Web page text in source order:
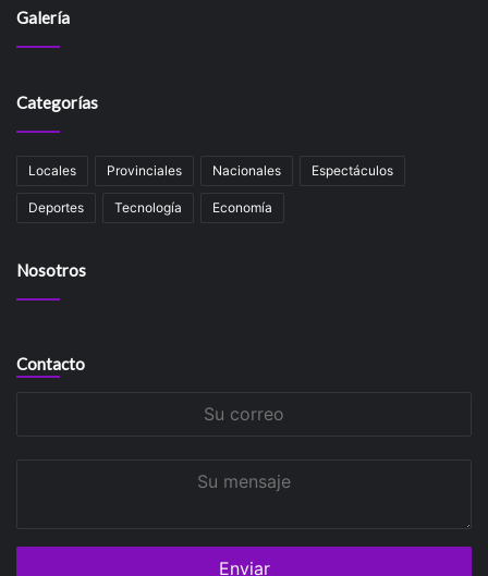
Galería
Categorías
Locales Provinciales Nacionales Espectáculos
Deportes Tecnología Economía
Nosotros
Contacto